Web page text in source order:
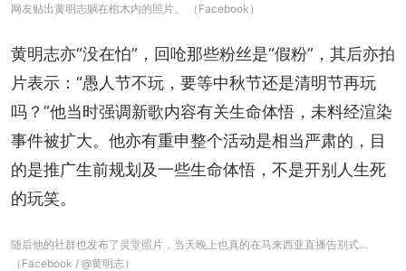
网友贴出黄明志躺在棺木内的照片。 （Facebook）
黄明志亦“没在怕”，回呛那些粉丝是“假粉”，其后亦拍
片表示：“愚人节不玩，要等中秋节还是清明节再玩
吗？”他当时强调新歌内容有关生命体悟，未料经渲染
事件被扩大。他亦有重申整个活动是相当严肃的，目
的是推广生前规划及一些生命体悟，不是开别人生死
的玩笑。
随后他的社群也发布了灵堂照片，当天晚上也真的在马来西亚直播告别式…
（Facebook / @黄明志）